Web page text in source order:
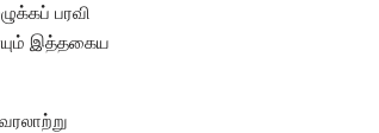
பரவி
இத்தகைய